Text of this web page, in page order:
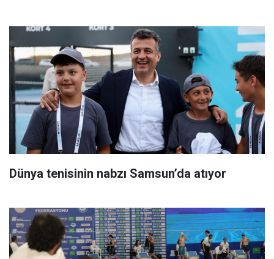
Dünya tenisinin nabzı Samsun’da atıyor